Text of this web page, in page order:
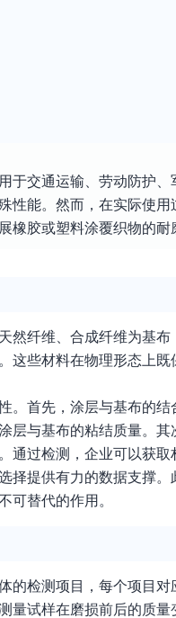
于交通运输、劳动防护
性能。然而，在实际使
橡胶或塑料涂覆织物的
然纤维、合成纤维为基
这些材料在物理形态上
。首先，涂层与基布的
层与基布的粘结质量。
通过检测，企业可以获
提供有力的数据支撑
可替代的作用。
检测项目，每个项目对
量试样在磨损前后的质